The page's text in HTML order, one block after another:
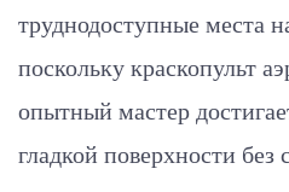
труднодоступные места
поскольку краскопульт
опытный мастер
гладкой поверхности без